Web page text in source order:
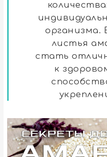
организма.
листья
стать
к